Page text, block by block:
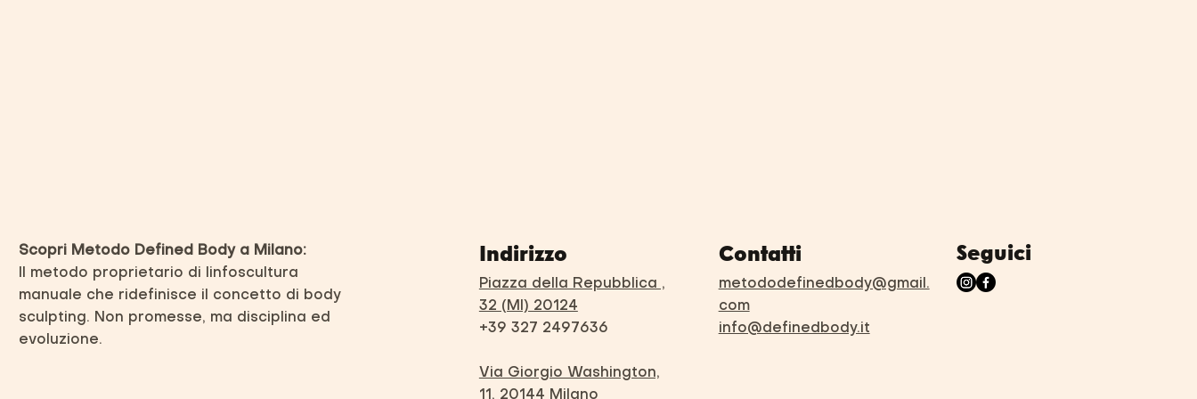
Scopri Metodo Defined Body a Milano:
Il metodo proprietario di linfoscultura
manuale che ridefinisce il concetto di body
sculpting. Non promesse, ma disciplina ed
evoluzione.
Indirizzo
Piazza della Repubblica ,
32 (MI) 20124
+39 327 2497636
Via Giorgio Washington,
11, 20144 Milano
Contatti
metododefinedbody@gmail.
com
info@definedbody.it
Seguici